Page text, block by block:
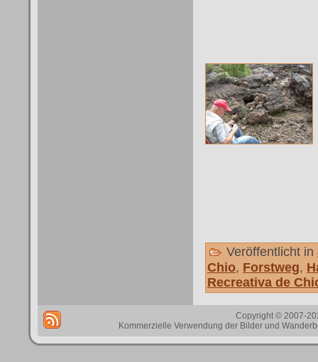
Veröffentlicht in
Chio, Forstweg,
Recreativa de
Copyright © 2007-
Kommerzielle Verwendung der Bilder und